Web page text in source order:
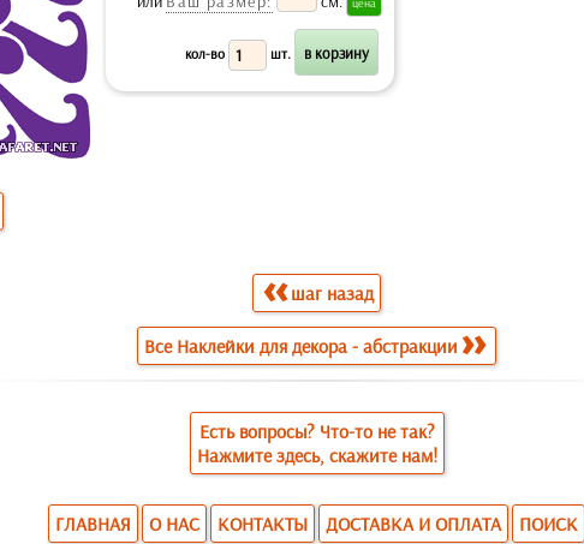
кол-во шт.
шаг назад
Все Наклейки для декора - абстракции
Есть вопросы? Что-то не так?
Нажмите здесь, скажите нам!
ГЛАВНАЯ О НАС КОНТАКТЫ ДОСТАВКА И ОПЛАТА ПОИСК